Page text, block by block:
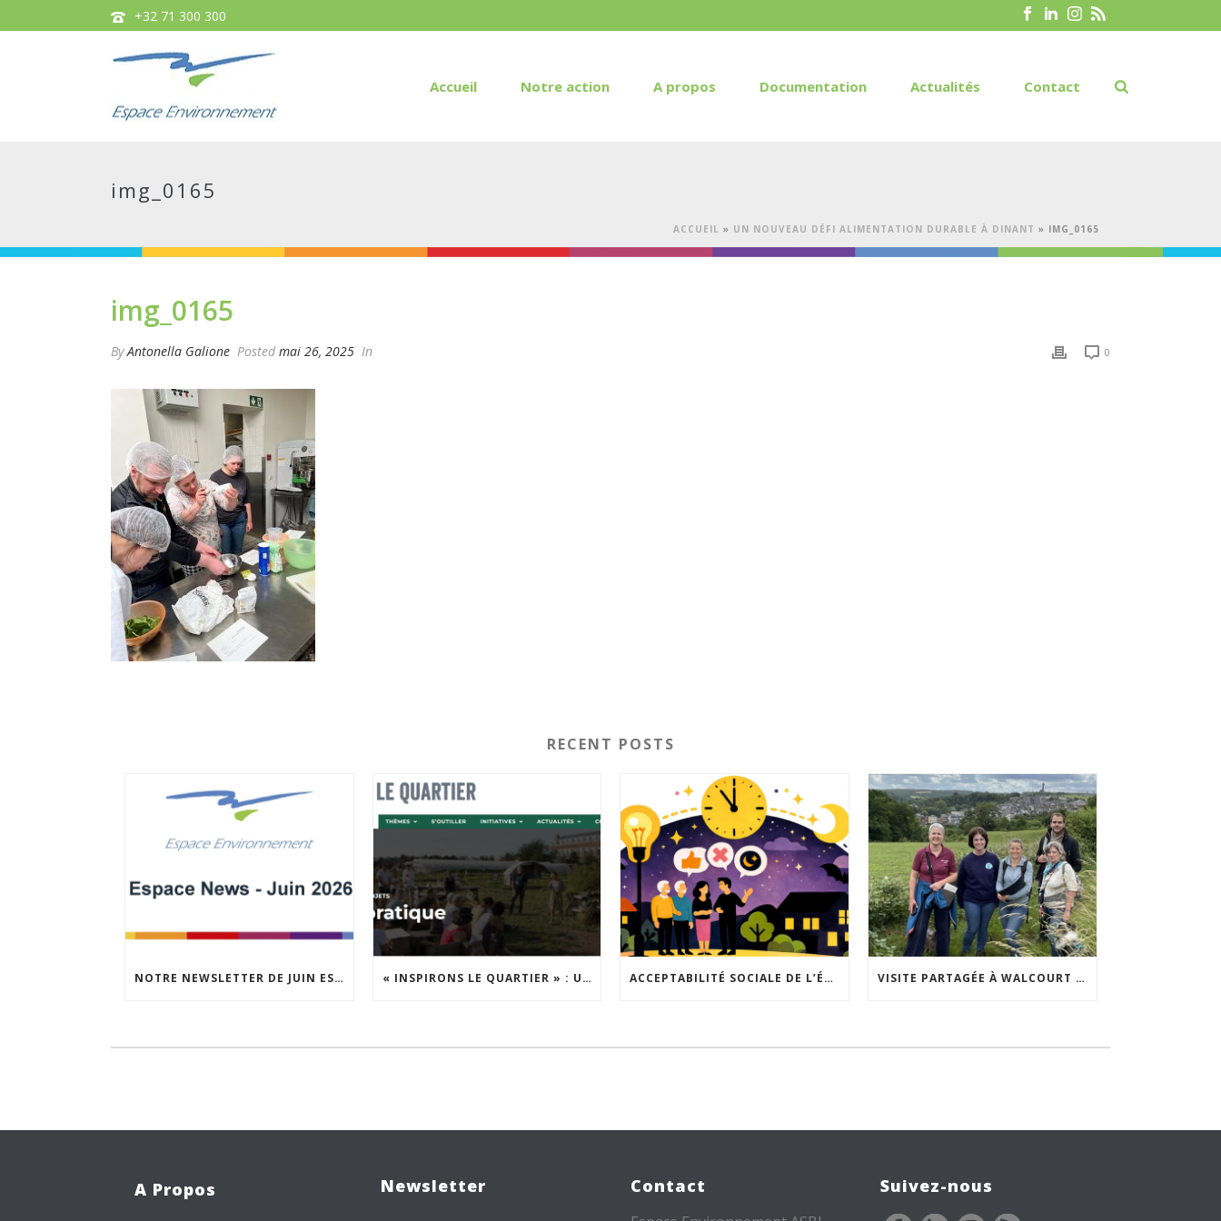
+32 71 300 300
Accueil Notre action A propos Documentation Actualités Contact
img_0165
ACCUEIL » UN NOUVEAU DÉFI ALIMENTATION DURABLE À DINANT » IMG_0165
img_0165
ByAntonella Galione Posted mai 26, 2025 In 0
RECENT POSTS
NOTRE NEWSLETTER DE JUIN EST EN LIGNE ! « INSPIRONS LE QUARTIER » : UN NOUVEL APPEL À PROJETS EST LANCÉ ! ACCEPTABILITÉ SOCIALE DE L’ÉCLAIRAGE NOCTURNE : LE REPLAY EST DISPONIBLE VISITE PARTAGÉE À WALCOURT : UNE DÉMARCHE PARTICIPATIVE ANIMÉE PAR ESPACE ENVIRONNEMENT
A Propos Newsletter Contact Suivez-nous